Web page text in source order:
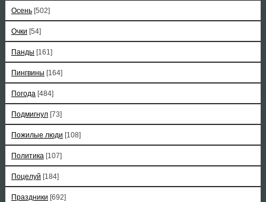
Осень [502]
Очки [54]
Панды [161]
Пингвины [164]
Погода [484]
Подмигнул [73]
Пожилые люди [108]
Политика [107]
Поцелуй [184]
Праздники [692]